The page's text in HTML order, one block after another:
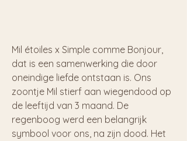
Mil étoiles x Simple comme Bonjour,
dat is een samenwerking die door
oneindige liefde ontstaan is. Ons
zoontje Mil stierf aan wiegendood op
de leeftijd van 3 maand. De
regenboog werd een belangrijk
symbool voor ons, na zijn dood. Het